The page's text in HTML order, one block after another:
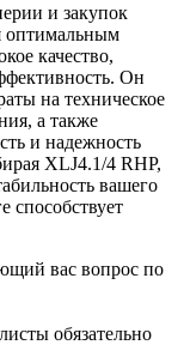
и закупок
оптимальным
качество,
Он
на техническое
а также
и надежность
XLJ4.1/4 RHP,
вашего
способствует
вас вопрос по
обязательно